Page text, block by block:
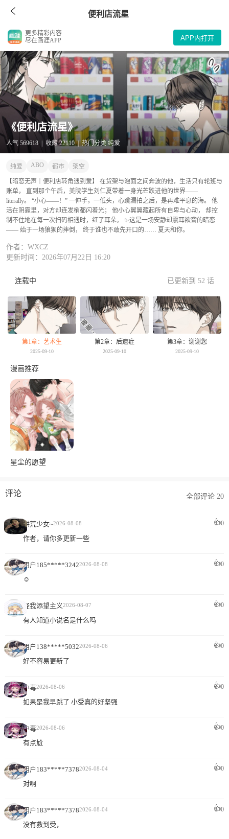
便利店流星
更多精彩内容
尽在画涯APP
APP内打开
《便利店流星》
人气 569618 | 收藏 22110 | 热门分类 纯爱
纯爱 ABO 都市 架空
【暗恋无声｜便利店转角遇到爱】 在货架与泡面之间奔波的他，生活只有轮班与
账单， 直到那个午后，美院学生刘仁夏带着一身光芒跌进他的世界——
literally。 “小心——！” 一伸手，一低头，心跳漏拍之后，是再难平息的海。 他
活在阴霾里，对方却连发梢都闪着光； 他小心翼翼藏起所有自卑与心动， 却控
制不住地在每一次扫码相遇时，红了耳朵。 ✨这是一场安静却震耳欲聋的暗恋
—— 始于一场狼狈的摔倒， 终于谁也不敢先开口的…… 夏天和你。
作者：WXCZ
更新时间：2026年07月22日 16:20
连载中 已更新到 52 话
第1章：艺术生
2025-09-10
第2章：后遗症
2025-09-10
第3章：谢谢您
2025-09-10
漫画推荐
星尘的愿望
评论 全部评论 20
洪荒少女~2026-08-08 👍0
作者，请你多更新一些
用户185*****32422026-08-08 👍0
☺️
怪我添望主义2026-08-07 👍0
有人知道小说名是什么吗
用户138*****50322026-08-06 👍0
好不容易更新了
中毒2026-08-06 👍0
如果是我早跳了 小受真的好坚强
中毒2026-08-06 👍0
有点尬
用户183*****73782026-08-04 👍0
对啊
用户183*****73782026-08-04 👍0
没有救到受，